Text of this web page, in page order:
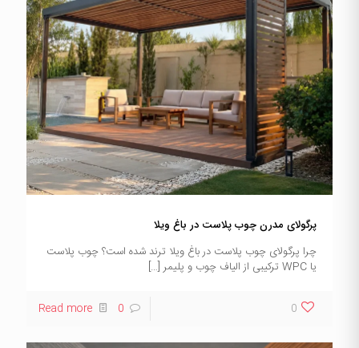
پرگولای مدرن چوب پلاست در باغ ویلا
چرا پرگولای چوب پلاست در باغ ویلا ترند شده است؟ چوب پلاست
یا WPC ترکیبی از الیاف چوب و پلیمر
[…]
0
0
Read more